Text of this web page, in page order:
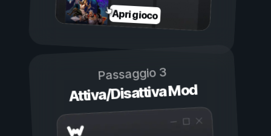
Apri gioco
Passaggio 3
Attiva/Disattiva Mod